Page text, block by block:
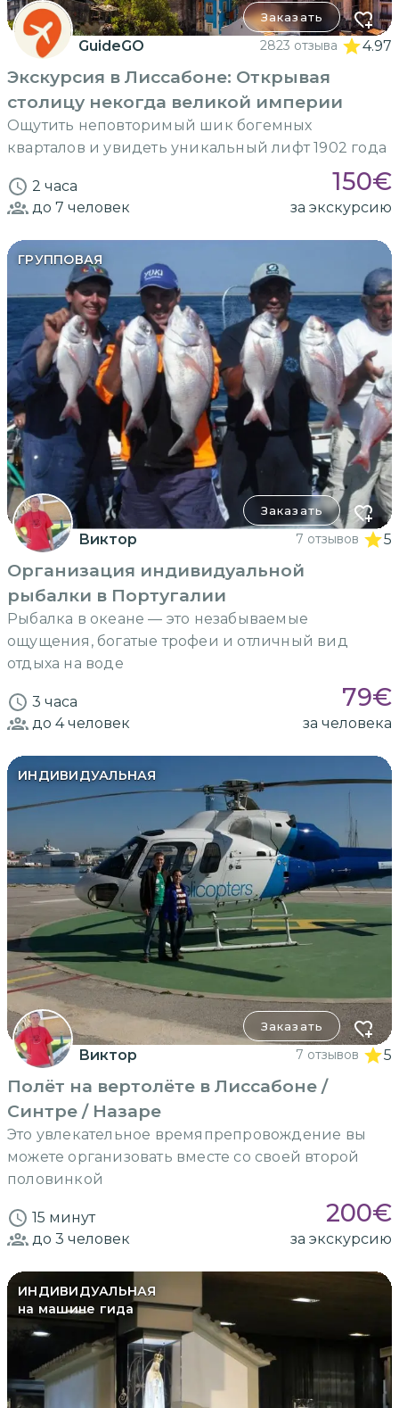
Заказать
GuideGO 2823 отзыва 4.97
Экскурсия в Лиссабоне: Открывая
столицу некогда великой империи
Ощутить неповторимый шик богемных
кварталов и увидеть уникальный лифт 1902 года
2 часа 150€
до 7 человек за экскурсию
ГРУППОВАЯ
Заказать
Виктор 7 отзывов 5
Организация индивидуальной
рыбалки в Португалии
Рыбалка в океане — это незабываемые
ощущения, богатые трофеи и отличный вид
отдыха на воде
3 часа 79€
до 4человек за человека
ИНДИВИДУАЛЬНАЯ
Заказать
Виктор 7 отзывов 5
Полёт на вертолёте в Лиссабоне /
Синтре / Назаре
Это увлекательное времяпрепровождение вы
можете организовать вместе со своей второй
половинкой
15 минут 200€
до 3 человек за экскурсию
ИНДИВИДУАЛЬНАЯ
на машине гида